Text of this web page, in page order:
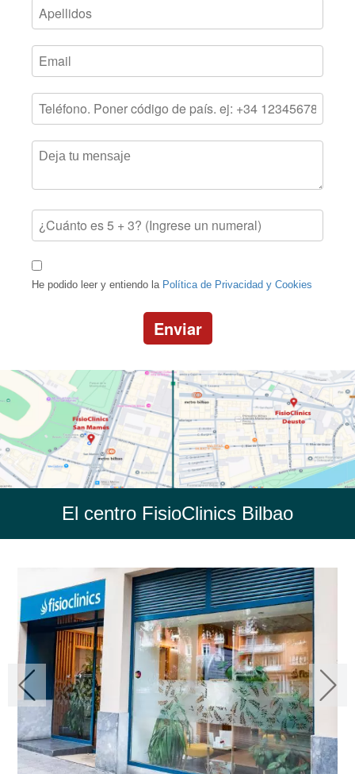
He podido leer y entiendo la Política de Privacidad y Cookies
Enviar
El centro FisioClinics Bilbao